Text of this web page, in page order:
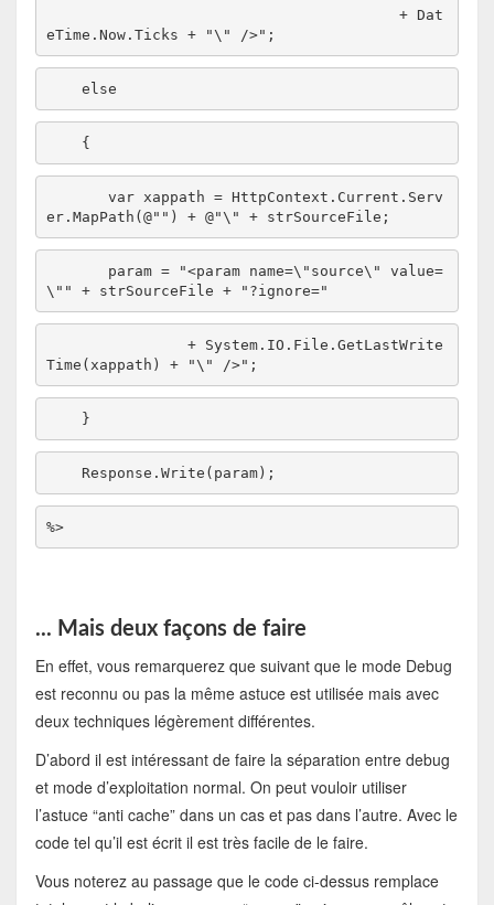
                                        + Dat
eTime.Now.Ticks +
"\" />" ;
else
    {
       var xappath = HttpContext.Current.Serv
er.MapPath(@"" ) + @"\" + strSourceFile;
       param = "<param name=\
"source\" value=
\""
+ strSourceFile + "?ignore="
                + System.IO.File.GetLastWrite
Time(xappath) +
"\" />" ;
    }
    Response.Write(param);
%>
... Mais deux façons de faire
En effet, vous remarquerez que suivant que le mode Debug
est reconnu ou pas la même astuce est utilisée mais avec
deux techniques légèrement différentes.
D’abord il est intéressant de faire la séparation entre debug
et mode d’exploitation normal. On peut vouloir utiliser
l’astuce “anti cache” dans un cas et pas dans l’autre. Avec le
code tel qu’il est écrit il est très facile de le faire.
Vous noterez au passage que le code ci-dessus remplace